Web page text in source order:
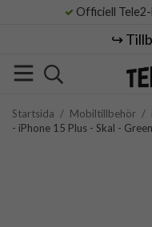
Officiell
↪️
Startsida / Mobiltillbehör /
- iPhone 15 Plus - Skal -